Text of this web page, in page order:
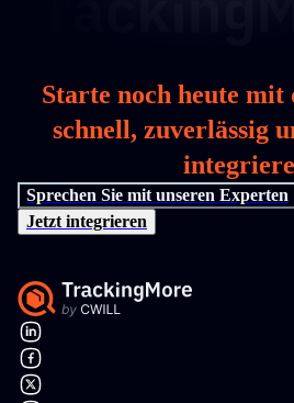
Starte noch heute mit
schnell, zuverlässig
Sprechen Sie mit unseren Experten
Jetzt integrieren